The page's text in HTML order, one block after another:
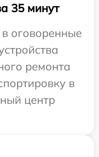
35 минут
оговоренные
ремонта
в
центр